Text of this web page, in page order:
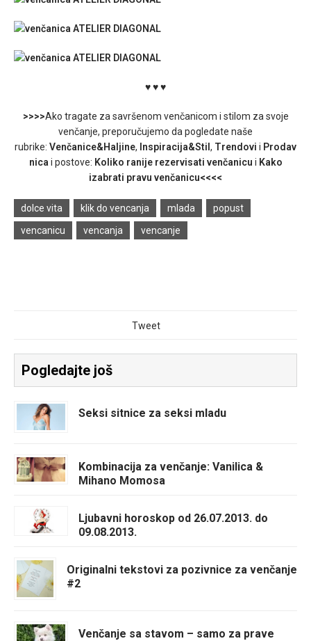
♥ ♥ ♥
>>>>Ako tragate za savršenom venčanicom i stilom za svoje
venčanje, preporučujemo da pogledate naše
rubrike: Venčanice&Haljine, Inspiracija&Stil , Trendovi i Prodav
nica i postove: Koliko ranije rezervisati venčanicu i Kako
izabrati pravu venčanicu<<<<
dolce vita klik do vencanja mlada
popust
vencanicu
vencanja vencanje
Tweet
Pogledajte još
Seksi sitnice za seksi mladu
Kombinacija za venčanje: Vanilica &
Mihano Momosa
Ljubavni horoskop od 26.07.2013. do
09.08.2013.
Originalni tekstovi za pozivnice za venčanje
#2
Venčanje sa stavom – samo za prave